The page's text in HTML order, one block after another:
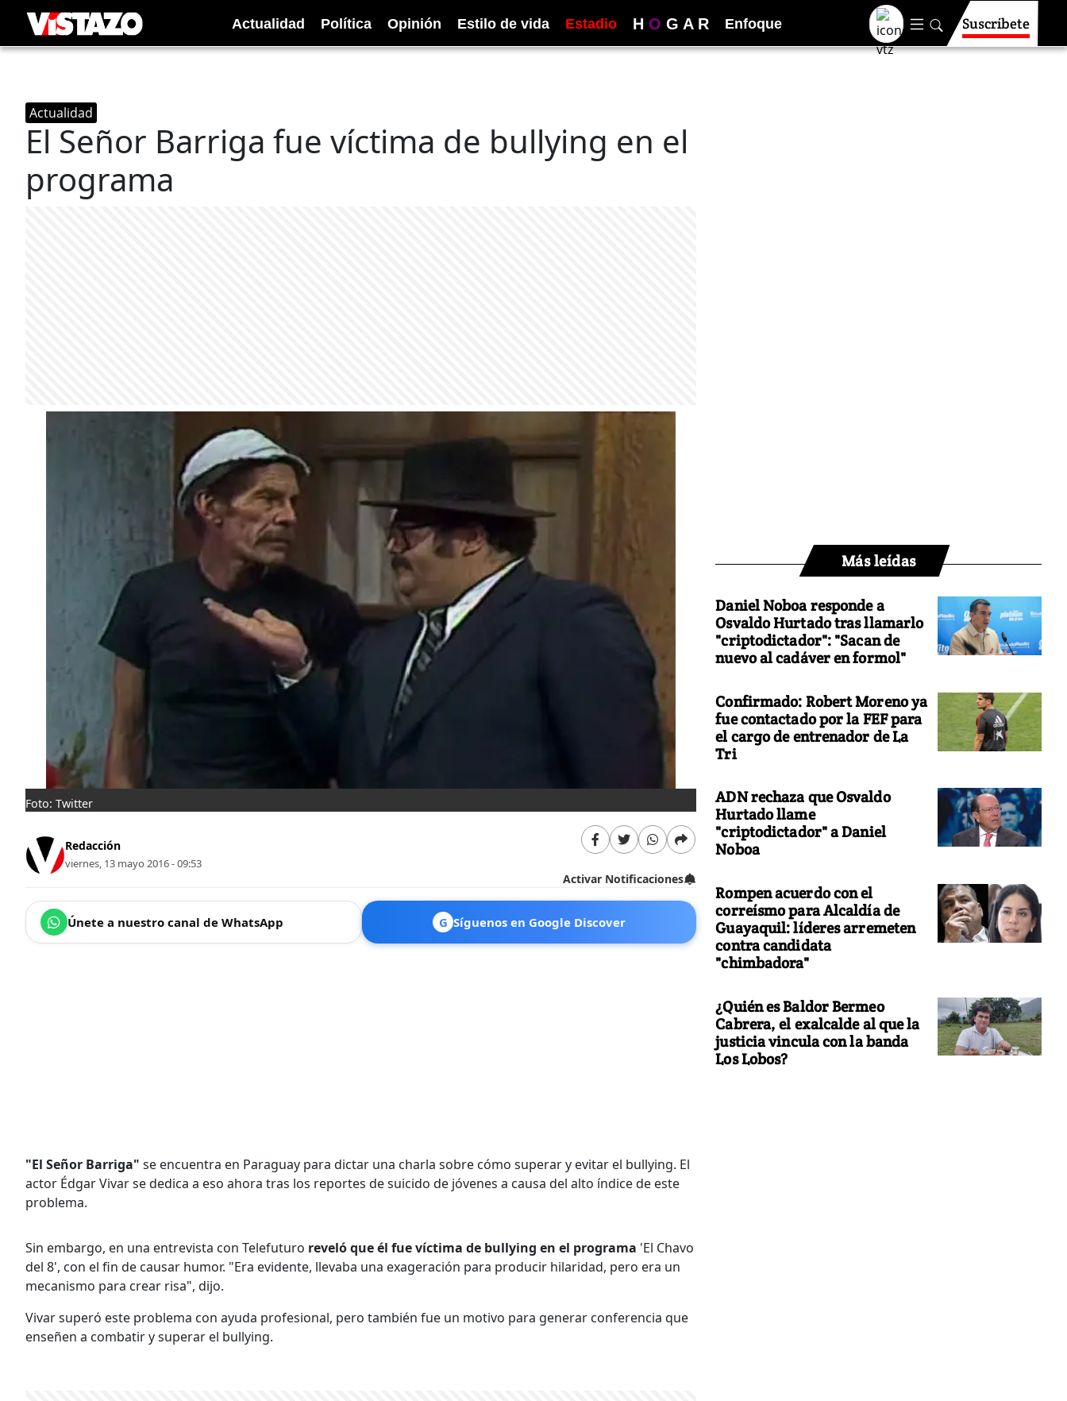
Actualidad Política Opinión Estilo de vida Estadio H O G A R Enfoque Suscríbete
Actualidad
El Señor Barriga fue víctima de bullying en el
programa
Foto: Twitter
Redacción
viernes, 13 mayo 2016 - 09:53
Activar Notificaciones
Únete a nuestro canal de WhatsApp G Síguenos en Google Discover
"El Señor Barriga" se encuentra en Paraguay para dictar una charla sobre cómo superar y evitar el bullying. El
actor Édgar Vivar se dedica a eso ahora tras los reportes de suicido de jóvenes a causa del alto índice de este
problema.
Sin embargo, en una entrevista con Telefuturo reveló que él fue víctima de bullying en el programa 'El Chavo
del 8', con el fin de causar humor. "Era evidente, llevaba una exageración para producir hilaridad, pero era un
mecanismo para crear risa", dijo.
Vivar superó este problema con ayuda profesional, pero también fue un motivo para generar conferencia que
enseñen a combatir y superar el bullying.
Más leídas
Daniel Noboa responde a
Osvaldo Hurtado tras llamarlo
"criptodictador": "Sacan de
nuevo al cadáver en formol"
Confirmado: Robert Moreno ya
fue contactado por la FEF para
el cargo de entrenador de La
Tri
ADN rechaza que Osvaldo
Hurtado llame
"criptodictador" a Daniel
Noboa
Rompen acuerdo con el
correísmo para Alcaldía de
Guayaquil: líderes arremeten
contra candidata
"chimbadora"
¿Quién es Baldor Bermeo
Cabrera, el exalcalde al que la
justicia vincula con la banda
Los Lobos?